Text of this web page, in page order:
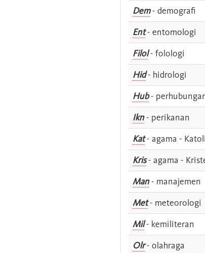
Dem- demografi
Ent- entomologi
Filol- folologi
Hid- hidrologi
Hub-
Ikn- perikanan
Kat- agama -
Kris- agama -
Man- manajemen
Met- meteorologi
Mil- kemiliteran
Olr- olahraga